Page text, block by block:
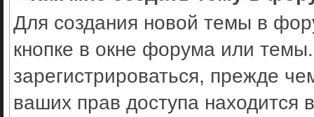
Для создания новой темы в
кнопке в окне форума или
зарегистрироваться, прежде
ваших прав доступа